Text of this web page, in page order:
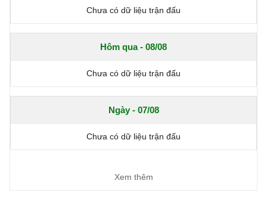
Chưa có dữ liệu trận đấu
Hôm qua - 08/08
Chưa có dữ liệu trận đấu
Ngày - 07/08
Chưa có dữ liệu trận đấu
Xem thêm